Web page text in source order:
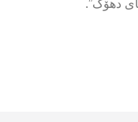
دهۆک”.